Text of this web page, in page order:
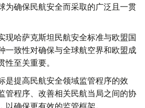
为确保民航安全而采取的广泛且一贯
现哈萨克斯坦民航安全标准与欧盟国
一致性对确保与全球航空界和欧盟成
性至关重要。
是提高民航安全领域监管程序的效
管程序、改善相关民航当局之间的协